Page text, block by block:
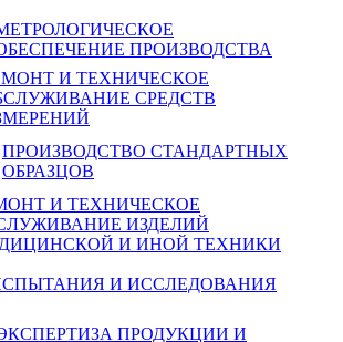
ПРОИЗВОДСТВА
И ТЕХНИЧЕСКОЕ
СРЕДСТВ
ПРОИЗВОДСТВО СТАНДАРТНЫХ
ОБРАЗЦОВ
И ТЕХНИЧЕСКОЕ
ИЗДЕЛИЙ
И ИНОЙ ТЕХНИКИ
И ИССЛЕДОВАНИЯ
ПРОДУКЦИИ И